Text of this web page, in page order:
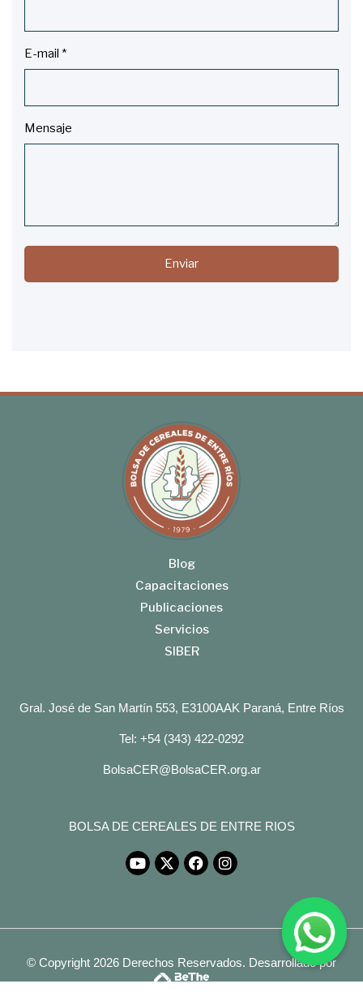
E-mail *
Mensaje
Enviar
Blog
Capacitaciones
Publicaciones
Servicios
SIBER
Gral. José de San Martín 553, E3100AAK Paraná, Entre Ríos
Tel: +54 (343) 422-0292
BolsaCER@BolsaCER.org.ar
BOLSA DE CEREALES DE ENTRE RIOS
© Copyright 2026 Derechos Reservados. Desarrollado por